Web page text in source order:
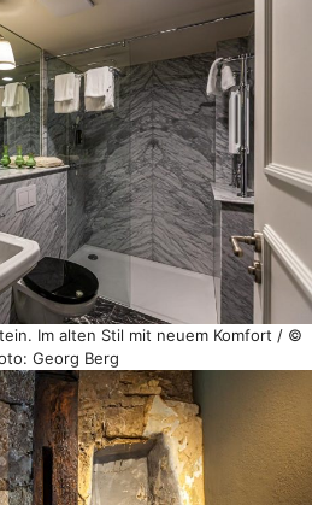
Im alten Stil mit neuem Komfort / ©
Georg Berg